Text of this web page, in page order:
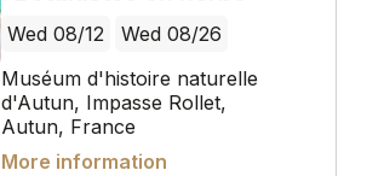
Wed 08/12
Wed 08/26
Muséum d'histoire naturelle
d'Autun, Impasse Rollet,
Autun, France
More information